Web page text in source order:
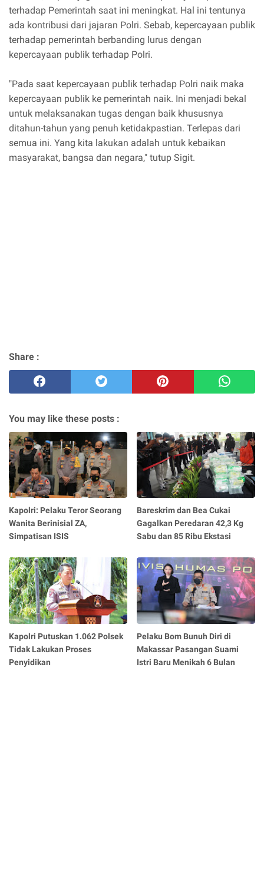
terhadap Pemerintah saat ini meningkat. Hal ini tentunya
ada kontribusi dari jajaran Polri. Sebab, kepercayaan publik
terhadap pemerintah berbanding lurus dengan
kepercayaan publik terhadap Polri.
"Pada saat kepercayaan publik terhadap Polri naik maka
kepercayaan publik ke pemerintah naik. Ini menjadi bekal
untuk melaksanakan tugas dengan baik khususnya
ditahun-tahun yang penuh ketidakpastian. Terlepas dari
semua ini. Yang kita lakukan adalah untuk kebaikan
masyarakat, bangsa dan negara," tutup Sigit.
Share :
You may like these posts :
Kapolri: Pelaku Teror Seorang
Wanita Berinisial ZA,
Simpatisan ISIS
Bareskrim dan Bea Cukai
Gagalkan Peredaran 42,3 Kg
Sabu dan 85 Ribu Ekstasi
Kapolri Putuskan 1.062 Polsek
Tidak Lakukan Proses
Penyidikan
Pelaku Bom Bunuh Diri di
Makassar Pasangan Suami
Istri Baru Menikah 6 Bulan